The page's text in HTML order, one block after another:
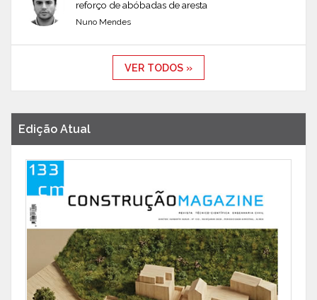
reforço de abóbadas de aresta
Nuno Mendes
VER TODOS »
Edição Atual